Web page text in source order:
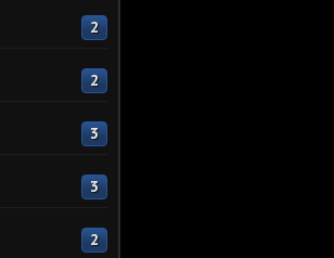
2
2
3
3
2